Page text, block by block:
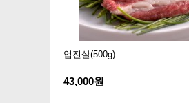
업진살(500g)
43,000원